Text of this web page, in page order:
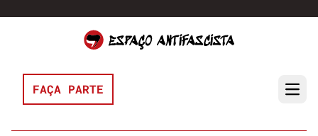
FAÇA PARTE Open